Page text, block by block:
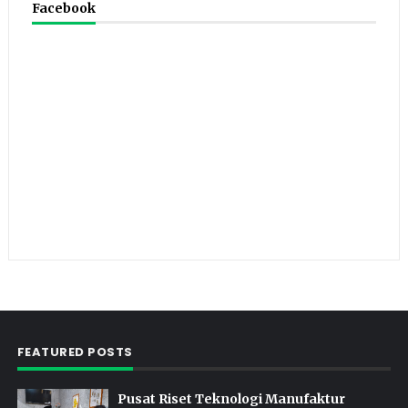
Facebook
FEATURED POSTS
Pusat Riset Teknologi Manufaktur